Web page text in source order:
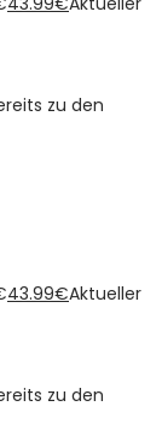
zu den
43.99€Aktueller
zu den